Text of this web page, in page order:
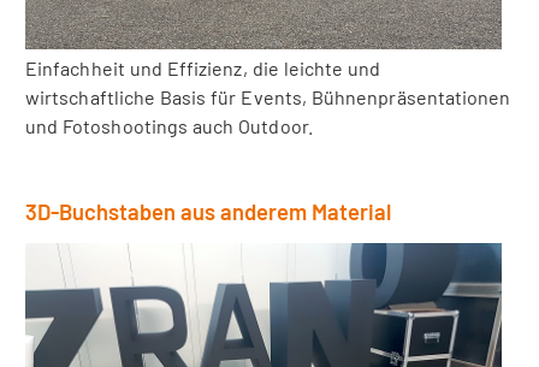
Einfachheit und Effizienz, die leichte und
wirtschaftliche Basis für Events, Bühnenpräsentationen
und Fotoshootings auch Outdoor.
3D-Buchstaben aus anderem Material